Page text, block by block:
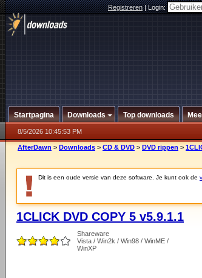
Registreren|Login:
Startpagina Downloads Top downloads
8/5/2026 10:45:53 PM
AfterDawn > Downloads > CD & DVD > DVD rippen >
Dit is een oude versie van deze software. Je kunt ook de
1CLICK DVD COPY 5 v5.9.1.1
Shareware
Vista / Win2k / Win98 / WinME /
WinXP